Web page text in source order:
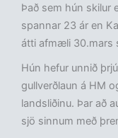
Það sem hún skilur
spannar 23 ár en
átti afmæli 30.mars
Hún hefur unnið
gullverðlaun á HM
landsliðinu. Þar að
sjö sinnum með